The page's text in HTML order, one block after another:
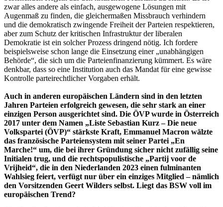
zwar alles andere als einfach, ausgewogene Lösungen mit
Augenmaß zu finden, die gleichermaßen Missbrauch verhindern
und die demokratisch zwingende Freiheit der Parteien respektieren,
aber zum Schutz der kritischen Infrastruktur der liberalen
Demokratie ist ein solcher Prozess dringend nötig. Ich fordere
beispielsweise schon lange die Einsetzung einer „unabhängigen
Behörde“, die sich um die Parteienfinanzierung kümmert. Es wäre
denkbar, dass so eine Institution auch das Mandat für eine gewisse
Kontrolle parteirechtlicher Vorgaben erhält.
Auch in anderen europäischen Ländern sind in den letzten
Jahren Parteien erfolgreich gewesen, die sehr stark an einer
einzigen Person ausgerichtet sind. Die ÖVP wurde in Österreich
2017 unter dem Namen „Liste Sebastian Kurz – Die neue
Volkspartei (ÖVP)“ stärkste Kraft, Emmanuel Macron wälzte
das französische Parteiensystem mit seiner Partei „En
Marche!“ um, die bei ihrer Gründung sicher nicht zufällig seine
Initialen trug, und die rechtspopulistische „Partij voor de
Vrijheid“, die in den Niederlanden 2023 einen fulminanten
Wahlsieg feiert, verfügt nur über ein einziges Mitglied – nämlich
den Vorsitzenden Geert Wilders selbst. Liegt das BSW voll im
europäischen Trend?